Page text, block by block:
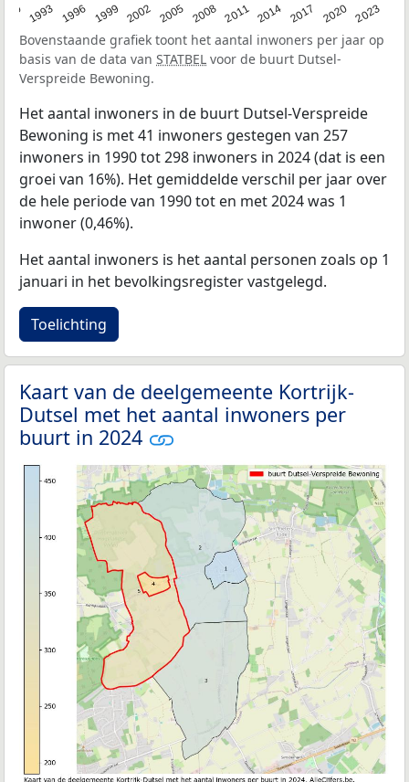
1993 1996 1999 2002 2005 2008 2011 2014 2017 2020 2023
Bovenstaande grafiek toont het aantal inwoners per jaar op
basis van de data van STATBEL voor de buurt Dutsel-
Verspreide Bewoning.
Het aantal inwoners in de buurt Dutsel-Verspreide
Bewoning is met 41 inwoners gestegen van 257
inwoners in 1990 tot 298 inwoners in 2024 (dat is een
groei van 16%). Het gemiddelde verschil per jaar over
de hele periode van 1990 tot en met 2024 was 1
inwoner (0,46%).
Het aantal inwoners is het aantal personen zoals op 1
januari in het bevolkingsregister vastgelegd.
Toelichting
Kaart van de deelgemeente Kortrijk-
Dutsel met het aantal inwoners per
buurt in 2024